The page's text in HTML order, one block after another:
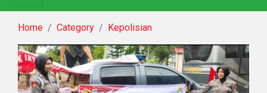
Home Category Kepolisian